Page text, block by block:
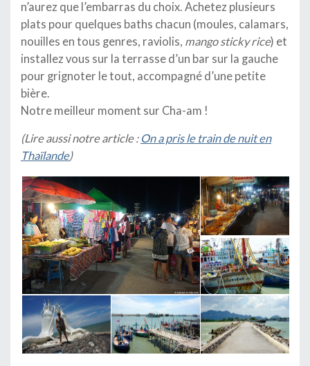
n’aurez que l’embarras du choix. Achetez plusieurs
plats pour quelques baths chacun (moules, calamars,
nouilles en tous genres, raviolis, mango sticky rice) et
installez vous sur la terrasse d’un bar sur la gauche
pour grignoter le tout, accompagné d’une petite
bière.
Notre meilleur moment sur Cha-am !
(Lire aussi notre article : On a pris le train de nuit en
Thaïlande)